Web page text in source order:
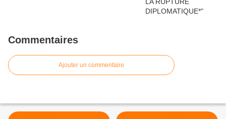
Commentaires
Ajouter un commentaire